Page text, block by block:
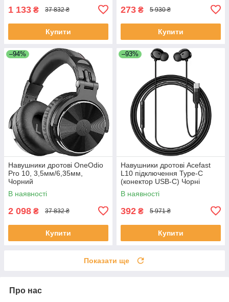
1 133 ₴ 37 832 ₴
Купити
273 ₴ 5 930 ₴
Купити
–94%
Навушники дротові OneOdio
Pro 10, 3,5мм/6,35мм,
Чорний
В наявності
2 098 ₴ 37 832 ₴
Купити
–93%
Навушники дротові Acefast
L10 підключення Type-C
(конектор USB-C) Чорні
В наявності
392 ₴ 5 971 ₴
Купити
Показати ще
Про нас